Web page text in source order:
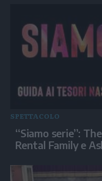
SPETTACOLO
“Siamo serie”:
Rental Family e